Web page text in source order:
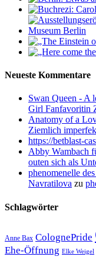
Neueste Kommentare
Swan Queen - A
Girl Fanfavoritin
Anatomy of a
Ziemlich
https://betblast-
Abby Wambach
outen sich als
phenomenelle
Navratilova zu
Schlagwörter
Anne Bax ColognePride
Ehe-Öffnung Elke Weigel